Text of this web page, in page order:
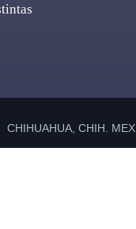
CHIH. MEX.